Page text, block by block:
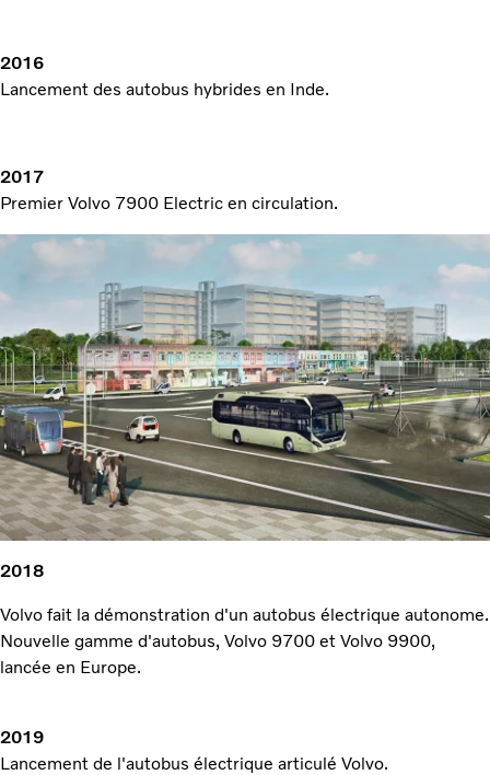
2016
Lancement des autobus hybrides en Inde.
2017
Premier Volvo 7900 Electric en circulation.
2018
Volvo fait la démonstration d'un autobus électrique autonome.
Nouvelle gamme d'autobus, Volvo 9700 et Volvo 9900,
lancée en Europe.
2019
Lancement de l'autobus électrique articulé Volvo.